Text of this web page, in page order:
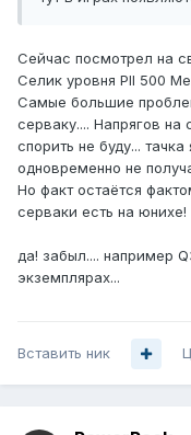
Сейчас посмотрел на
Селик уровня PII 500
Самые большие
серваку.... Напрягов
спорить не буду...
одновременно не
Но факт остаётся
серваки есть на юнихе!
да! забыл.... например
экземплярах...
Вставить ник